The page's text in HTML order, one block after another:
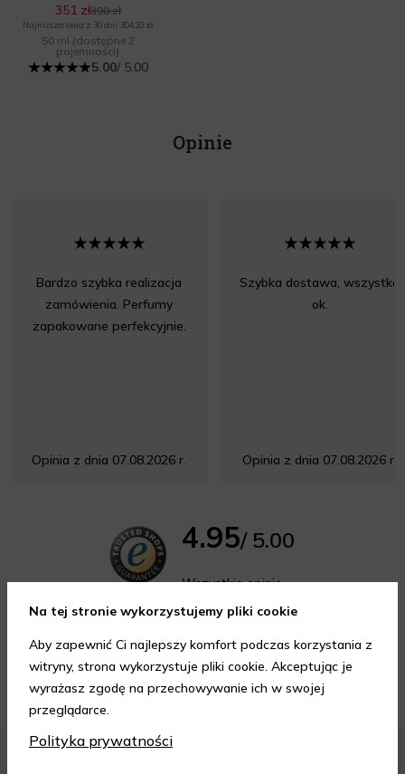
351 zł390 zł
Najniższa cena z 30 dni: 304,20 zł
50 ml (dostępne 2
pojemności)
5.00/ 5.00
Opinie
Bardzo szybka realizacja
zamówienia. Perfumy
zapakowane perfekcyjnie.
Opinia z dnia 07.08.2026 r.
Szybka dostawa, wszystko
ok.
Opinia z dnia 07.08.2026 r.
4.95/ 5.00
Wszystkie opinie
Porady kosmetyczne
Na tej stronie wykorzystujemy pliki cookie
Aby zapewnić Ci najlepszy komfort podczas korzystania z
witryny, strona wykorzystuje pliki cookie. Akceptując je
wyrażasz zgodę na przechowywanie ich w swojej
przeglądarce.
Polityka prywatności